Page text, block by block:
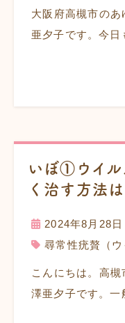
大阪府高槻市の
亜夕子です。今
いぼ①ウイル
く治す方法
2024年8月28日
尋常性疣贅（ウ
こんにちは。高
澤亜夕子です。